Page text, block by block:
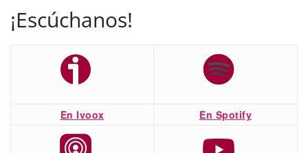
¡Escúchanos!
En Ivoox En Spotify